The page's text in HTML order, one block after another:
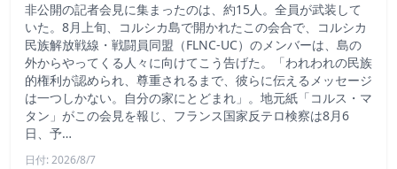
非公開の記者会見に集まったのは、約15人。全員が武装して
いた。8月上旬、コルシカ島で開かれたこの会合で、コルシカ
民族解放戦線・戦闘員同盟（FLNC-UC）のメンバーは、島の
外からやってくる人々に向けてこう告げた。「われわれの民族
的権利が認められ、尊重されるまで、彼らに伝えるメッセージ
は一つしかない。自分の家にとどまれ」。地元紙「コルス・マ
タン」がこの会見を報じ、フランス国家反テロ検察は8月6
日、予…
日付: 2026/8/7